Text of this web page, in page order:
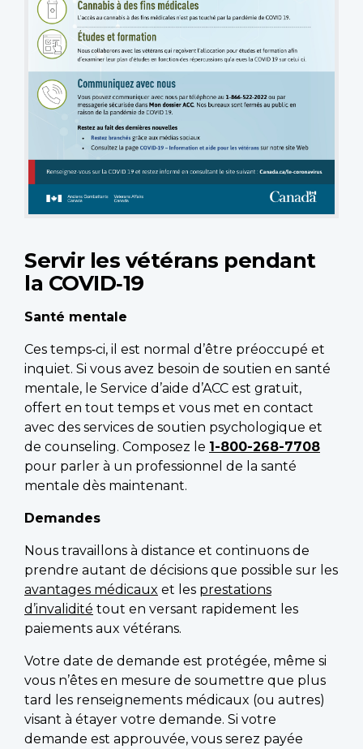
Servir les vétérans pendant
la COVID‑19
Santé mentale
Ces temps‑ci, il est normal d’être préoccupé et
inquiet. Si vous avez besoin de soutien en santé
mentale, le Service d’aide d’ACC est gratuit,
offert en tout temps et vous met en contact
avec des services de soutien psychologique et
de counseling. Composez le 1-800-268-7708
pour parler à un professionnel de la santé
mentale dès maintenant.
Demandes
Nous travaillons à distance et continuons de
prendre autant de décisions que possible sur les
avantages médicaux et les prestations
d’invalidité tout en versant rapidement les
paiements aux vétérans.
Votre date de demande est protégée, même si
vous n’êtes en mesure de soumettre que plus
tard les renseignements médicaux (ou autres)
visant à étayer votre demande. Si votre
demande est approuvée, vous serez payée